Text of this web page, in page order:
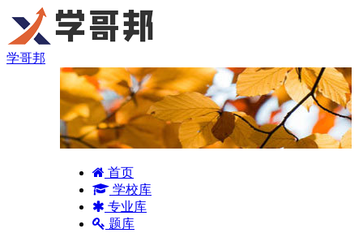
学哥邦
首页
学校库
专业库
题库